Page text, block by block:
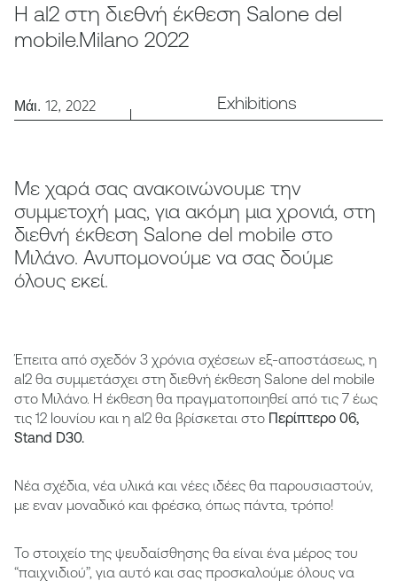
Η al2 στη διεθνή έκθεση Salone del
mobile.Milano 2022
Μάι. 12, 2022 Exhibitions
Με χαρά σας ανακοινώνουμε την
συμμετοχή μας, για ακόμη μια χρονιά, στη
διεθνή έκθεση Salone del mobile στο
Μιλάνο. Ανυπομονούμε να σας δούμε
όλους εκεί.
Έπειτα από σχεδόν 3 χρόνια σχέσεων εξ-αποστάσεως, η
al2 θα συμμετάσχει στη διεθνή έκθεση Salone del mobile
στο Μιλάνο. Η έκθεση θα πραγματοποιηθεί από τις 7 έως
τις 12 Ιουνίου και η al2 θα βρίσκεται στο Περίπτερο 06,
Stand D30.
Νέα σχέδια, νέα υλικά και νέες ιδέες θα παρουσιαστούν,
με εναν μοναδικό και φρέσκο, όπως πάντα, τρόπο!
Το στοιχείο της ψευδαίσθησης θα είναι ένα μέρος του
“παιχνιδιού”, για αυτό και σας προσκαλούμε όλους να